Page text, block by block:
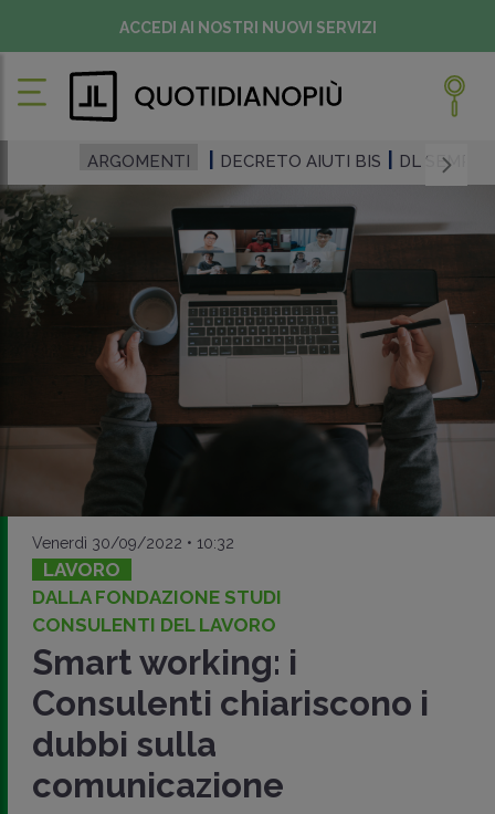
ACCEDI AI NOSTRI NUOVI SERVIZI
ARGOMENTI DECRETO AIUTI BIS DL
Venerdì 30/09/2022 • 10:32
LAVORO
DALLA FONDAZIONE STUDI
CONSULENTI DEL LAVORO
Smart working: i
Consulenti chiariscono i
dubbi sulla
comunicazione